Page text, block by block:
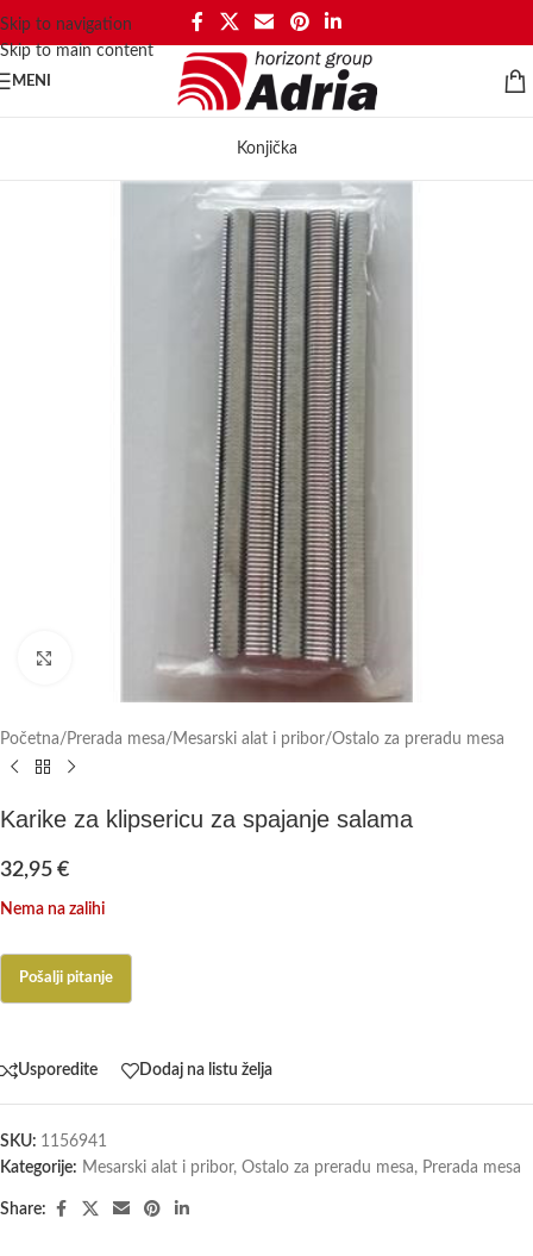
Skip to navigation
Skip to main content
MENI
Konjička
Početna/ Prerada mesa/ Mesarski alat i pribor/Ostalo za preradu mesa
Karike za klipsericu za spajanje salama
32,95 €
Nema na zalihi
Usporedite Dodaj na listu želja
SKU: 1156941
Kategorije: Mesarski alat i pribor, Ostalo za preradu mesa, Prerada mesa
Share: